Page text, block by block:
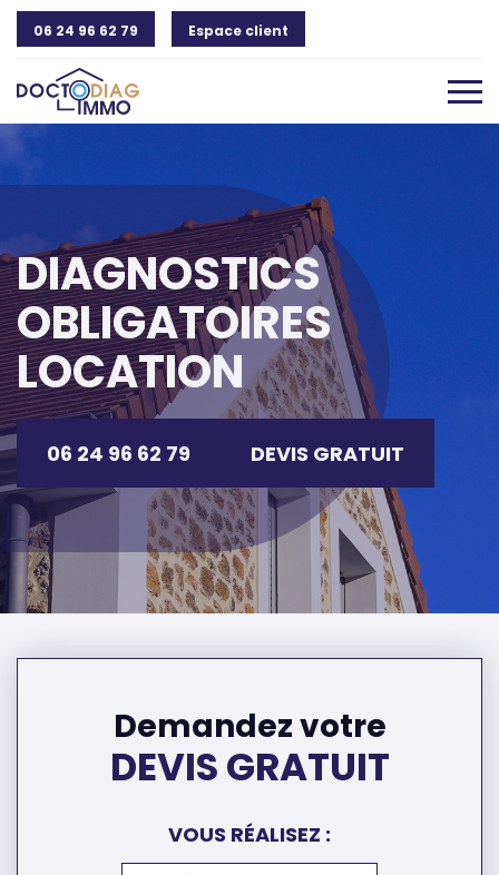
06 24 96 62 79 Espace client
DIAGNOSTICS
OBLIGATOIRES
LOCATION
06 24 96 62 79 DEVIS GRATUIT
Demandez votre
DEVIS GRATUIT
VOUS RÉALISEZ :